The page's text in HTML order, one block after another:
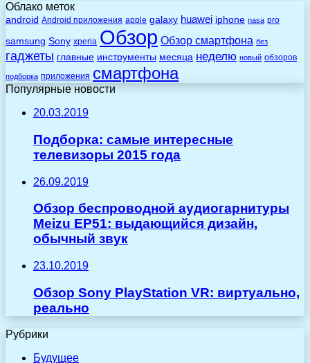
Облако меток
android Android приложения apple galaxy huawei iphone nasa pro
samsung Sony xperia Обзор Обзор смартфона без
гаджеты главные инструменты месяца неделю новый обзоров
подборка приложения смартфона
Популярные новости
20.03.2019
Подборка: самые интересные
телевизоры 2015 года
26.09.2019
Обзор беспроводной аудиогарнитуры
Meizu EP51: выдающийся дизайн,
обычный звук
23.10.2019
Обзор Sony PlayStation VR: виртуально,
реально
Рубрики
Будущее